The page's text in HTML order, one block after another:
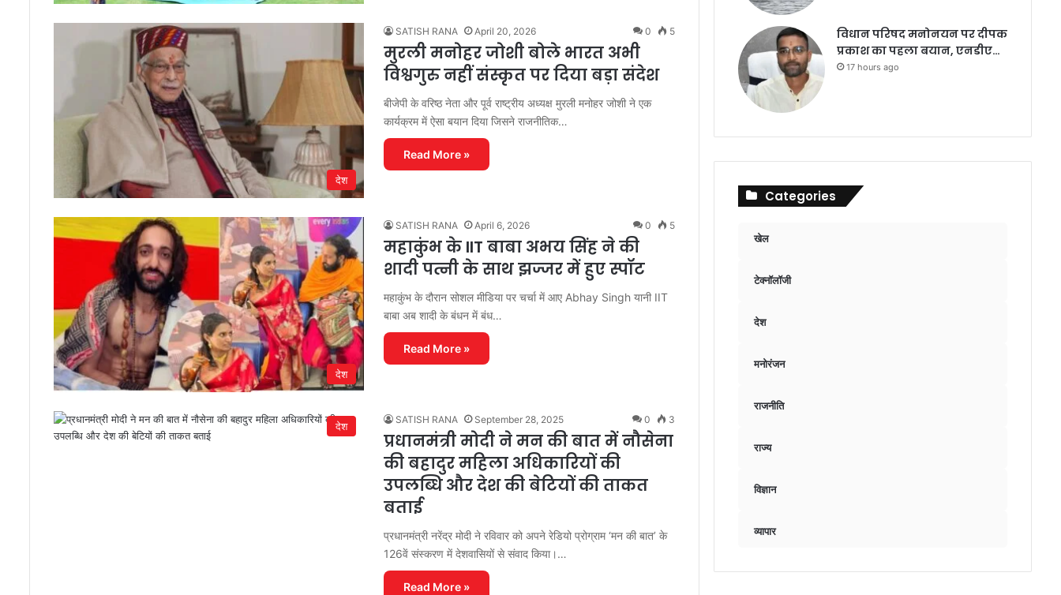
देश
SATISH RANA April 20, 2026 0 5
मुरली मनोहर जोशी बोले भारत अभी
विश्वगुरु नहीं संस्कृत पर दिया बड़ा संदेश
बीजेपी के वरिष्ठ नेता और पूर्व राष्ट्रीय अध्यक्ष मुरली मनोहर जोशी ने एक
कार्यक्रम में ऐसा बयान दिया जिसने राजनीतिक…
Read More »
देश
SATISH RANA April 6, 2026 0 5
महाकुंभ के IIT बाबा अभय सिंह ने की
शादी पत्नी के साथ झज्जर में हुए स्पॉट
महाकुंभ के दौरान सोशल मीडिया पर चर्चा में आए Abhay Singh यानी IIT
बाबा अब शादी के बंधन में बंध…
Read More »
देश
SATISH RANA September 28, 2025 0 3
प्रधानमंत्री मोदी ने मन की बात में नौसेना
की बहादुर महिला अधिकारियों की
उपलब्धि और देश की बेटियों की ताकत
बताई
प्रधानमंत्री नरेंद्र मोदी ने रविवार को अपने रेडियो प्रोग्राम ‘मन की बात’ के
126वें संस्करण में देशवासियों से संवाद किया।…
Read More »
विधान परिषद मनोनयन पर दीपक
प्रकाश का पहला बयान, एनडीए…
17 hours ago
Categories
खेल
टेक्नॉलॉजी
देश
मनोरंजन
राजनीति
राज्य
विज्ञान
व्यापार